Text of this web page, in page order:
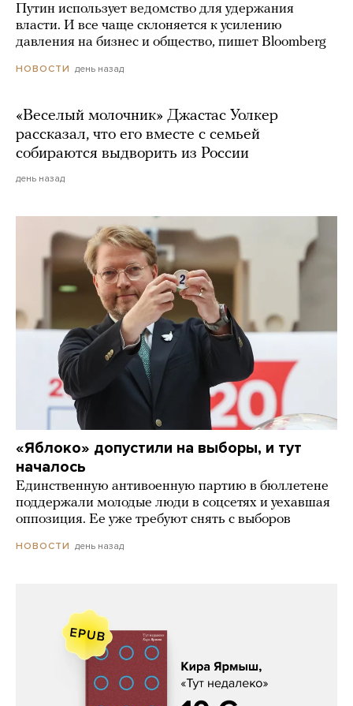
Путин использует ведомство для удержания
власти. И все чаще склоняется к усилению
давления на бизнес и общество, пишет Bloomberg
НОВОСТИ день назад
«Веселый молочник» Джастас Уолкер
рассказал, что его вместе с семьей
собираются выдворить из России
день назад
«Яблоко» допустили на выборы, и тут
началось
Единственную антивоенную партию в бюллетене
поддержали молодые люди в соцсетях и уехавшая
оппозиция. Ее уже требуют снять с выборов
НОВОСТИ день назад